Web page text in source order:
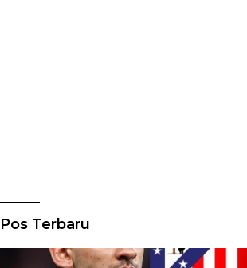
Pos Terbaru